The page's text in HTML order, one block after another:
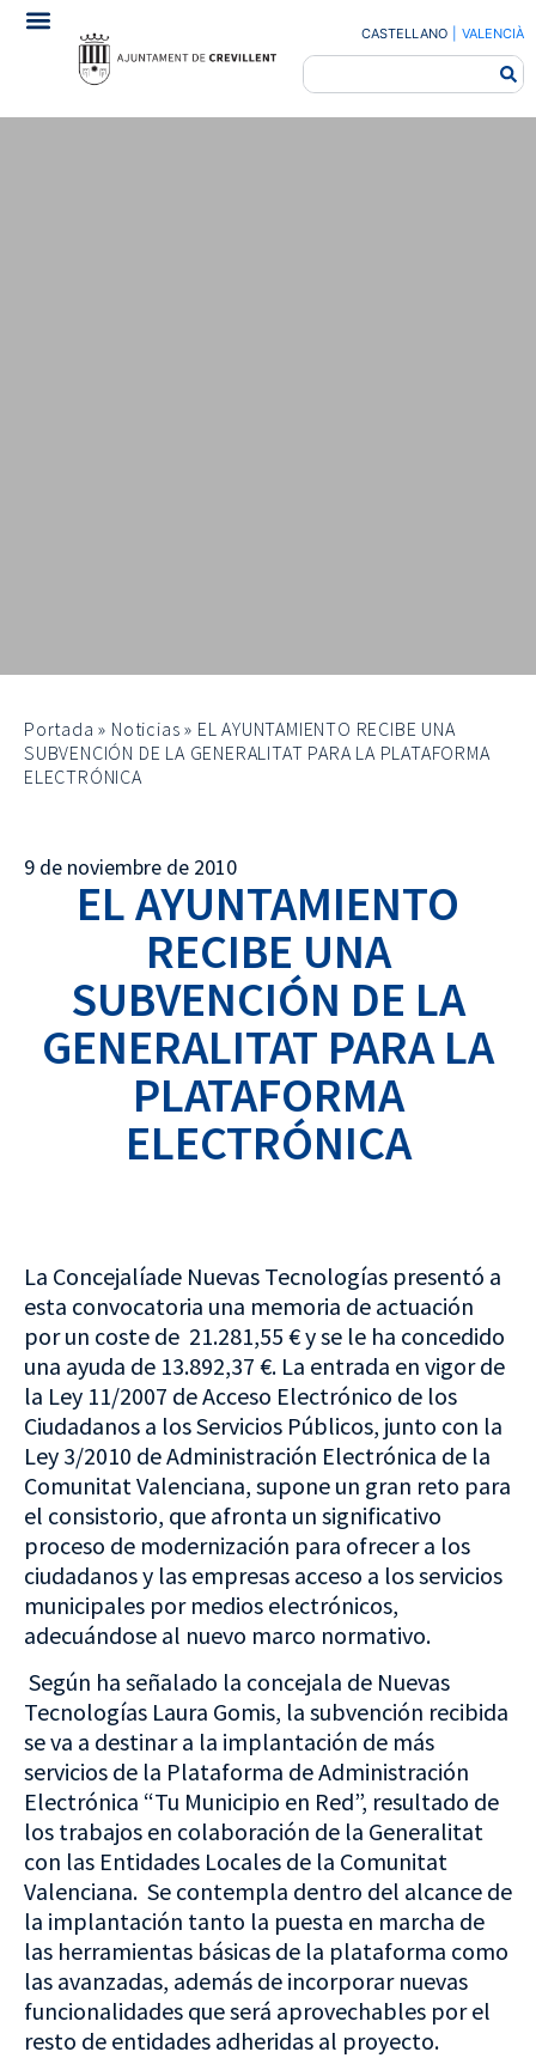
CASTELLANO VALENCIÀ
Portada » Noticias » EL AYUNTAMIENTO RECIBE UNA
SUBVENCIÓN DE LA GENERALITAT PARA LA PLATAFORMA
ELECTRÓNICA
9 de noviembre de 2010
EL AYUNTAMIENTO
RECIBE UNA
SUBVENCIÓN DE LA
GENERALITAT PARA LA
PLATAFORMA
ELECTRÓNICA
La Concejalíade Nuevas Tecnologías presentó a
esta convocatoria una memoria de actuación
por un coste de 21.281,55 € y se le ha concedido
una ayuda de 13.892,37 €. La entrada en vigor de
la Ley 11/2007 de Acceso Electrónico de los
Ciudadanos a los Servicios Públicos, junto con la
Ley 3/2010 de Administración Electrónica de la
Comunitat Valenciana, supone un gran reto para
el consistorio, que afronta un significativo
proceso de modernización para ofrecer a los
ciudadanos y las empresas acceso a los servicios
municipales por medios electrónicos,
adecuándose al nuevo marco normativo.
Según ha señalado la concejala de Nuevas
Tecnologías Laura Gomis, la subvención recibida
se va a destinar a la implantación de más
servicios de la Plataforma de Administración
Electrónica “Tu Municipio en Red”, resultado de
los trabajos en colaboración de la Generalitat
con las Entidades Locales de la Comunitat
Valenciana. Se contempla dentro del alcance de
la implantación tanto la puesta en marcha de
las herramientas básicas de la plataforma como
las avanzadas, además de incorporar nuevas
funcionalidades que será aprovechables por el
resto de entidades adheridas al proyecto.